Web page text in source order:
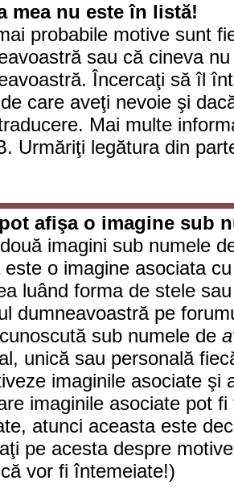
mea nu este în listă!
probabile motive sunt
sau că cineva
Încercaţi să îl
care aveţi nevoie şi
Mai multe
Urmăriţi legătura din
afişa o imagine sub
imagini sub numele
este o imagine asociata
luând forma de stele
dumneavoastră pe
sub numele de
unică sau personală
imaginile asociate şi
imaginile asociate pot
atunci aceasta este
pe acesta despre
vor fi întemeiate!)